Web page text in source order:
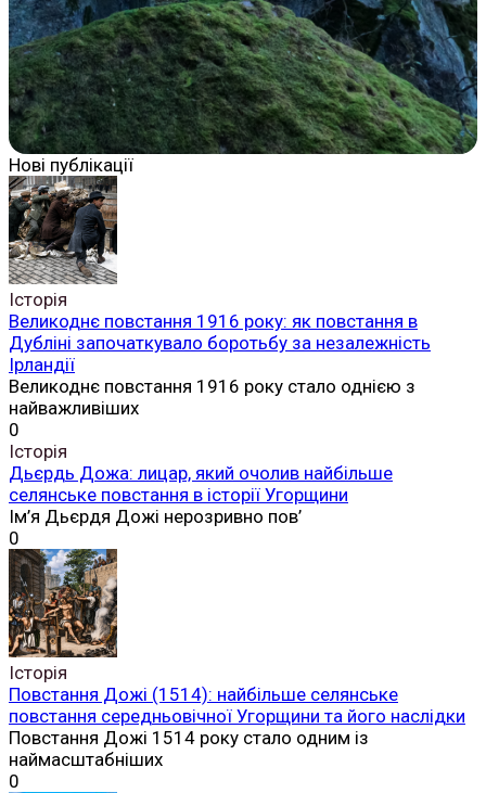
Нові публікації
Історія
Великоднє повстання 1916 року: як повстання в
Дубліні започаткувало боротьбу за незалежність
Ірландії
Великоднє повстання 1916 року стало однією з
найважливіших
0
Історія
Дьєрдь Дожа: лицар, який очолив найбільше
селянське повстання в історії Угорщини
Ім’я Дьєрдя Дожі нерозривно пов’
0
Історія
Повстання Дожі (1514): найбільше селянське
повстання середньовічної Угорщини та його наслідки
Повстання Дожі 1514 року стало одним із
наймасштабніших
0